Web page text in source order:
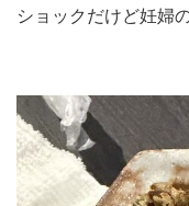
ショックだけど妊婦